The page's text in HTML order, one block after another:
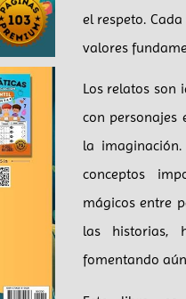
el respeto.
valores
Los relatos son
con personajes
la
conceptos
mágicos entre
las historias,
fomentando